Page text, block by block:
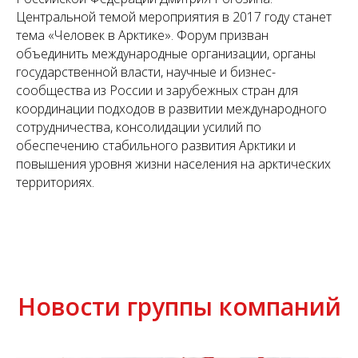
Центральной темой мероприятия в 2017 году станет
тема «Человек в Арктике». Форум призван
объединить международные организации, органы
государственной власти, научные и бизнес-
сообщества из России и зарубежных стран для
координации подходов в развитии международного
сотрудничества, консолидации усилий по
обеспечению стабильного развития Арктики и
повышения уровня жизни населения на арктических
территориях.
Новости группы компаний